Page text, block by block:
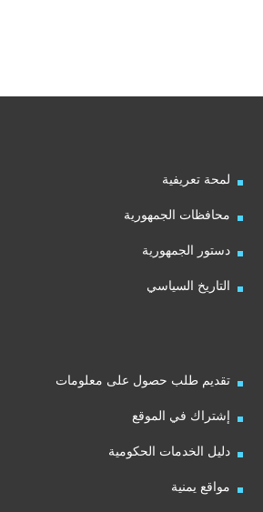
لمحة تعريفية
محافظات الجمهورية
دستور الجمهورية
التاريخ السياسي
تقديم طلب حصول على معلومات
إشتراك في الموقع
دليل الخدمات الحكومية
مواقع يمنية